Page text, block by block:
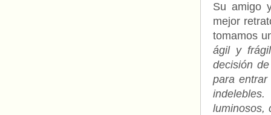
Su amigo
mejor
tomamos
ágil y
decisión
para entrar
luminosos,